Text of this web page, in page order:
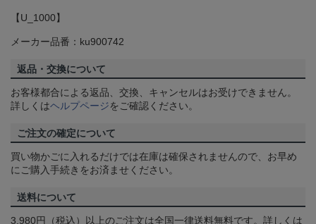
【U_1000】
メーカー品番：ku900742
返品・交換について
お客様都合による返品、交換、キャンセルはお受けできません。
詳しくはヘルプページをご確認ください。
ご注文の確定について
買い物かごに入れるだけでは在庫は確保されませんので、お早め
にご購入手続きをお済ませください。
送料について
3,980円（税込）以上のご注文は全国一律送料無料です。詳しくは